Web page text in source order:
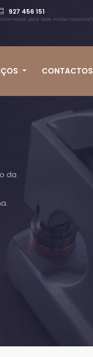
927 456 151
para rede móvel nacional)
CONTACTOS
da